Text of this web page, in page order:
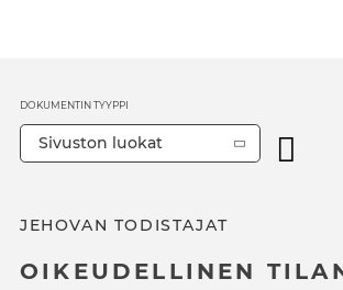
JEHOVAN TODISTAJAT
OIKEUDELLINEN
DOKUMENTIN TYYPPI
Sivuston luokat